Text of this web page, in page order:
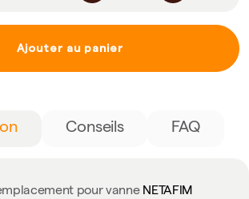
Ajouter au panier
Conseils FAQ
pour vanne NETAFIM